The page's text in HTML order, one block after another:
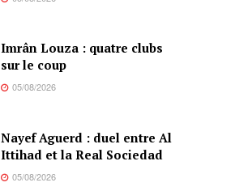
Imrân Louza : quatre clubs
sur le coup
05/08/2026
Nayef Aguerd : duel entre Al
Ittihad et la Real Sociedad
05/08/2026